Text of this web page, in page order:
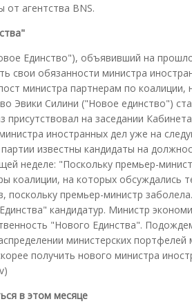
агентства BNS.
Единство"), объявивший на
свои обязанности министра
министра партнерам по коалиции,
Эвики Силини ("Новое единство")
на заседании
иностранных дел уже на
известны кандидаты на
неделе: "Поскольку премьер-
коалиции, на которых обсуждались
поскольку премьер-министр
кандидатур. Министр
"Нового Единства".
министерских
получить нового министра
в этом месяце